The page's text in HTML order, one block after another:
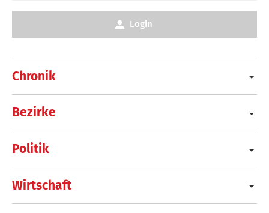
Chronik
Bezirke
Politik
Wirtschaft
Login